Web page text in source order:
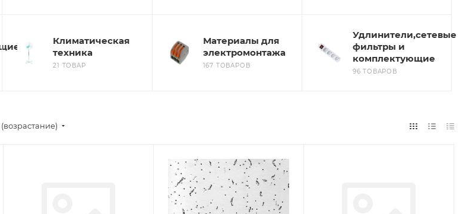
Климатическая
техника
21 ТОВАР
Материалы для
электромонтажа
167 ТОВАРОВ
Удлинители,сетевые
фильтры и
комплектующие
96 ТОВАРОВ